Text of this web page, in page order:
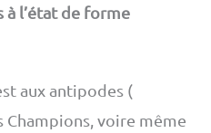
à l’état de forme
aux antipodes (
Champions, voire même